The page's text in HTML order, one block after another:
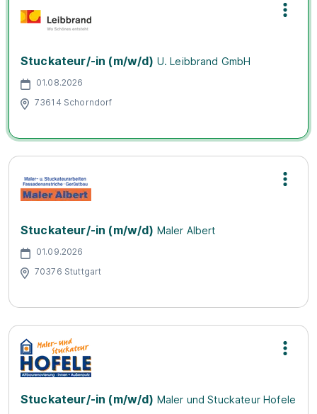
Stuckateur/-in (m/w/d) U. Leibbrand GmbH
01.08.2026
73614 Schorndorf
Stuckateur/-in (m/w/d) Maler Albert
01.09.2026
70376 Stuttgart
Stuckateur/-in (m/w/d) Maler und Stuckateur Hofele